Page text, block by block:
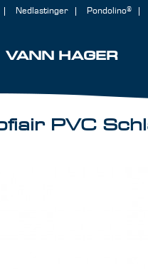
VANN HAGER
Nedlastinger Pondolino®
PVC